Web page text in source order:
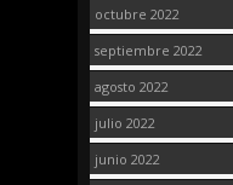
octubre 2022
septiembre 2022
agosto 2022
julio 2022
junio 2022